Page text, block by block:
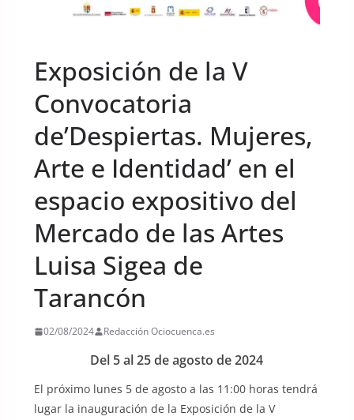
Exposición de la V
Convocatoria
de’Despiertas. Mujeres,
Arte e Identidad’ en el
espacio expositivo del
Mercado de las Artes
Luisa Sigea de
Tarancón
02/08/2024 Redacción Ociocuenca.es
Del 5 al 25 de agosto de 2024
El próximo lunes 5 de agosto a las 11:00 horas tendrá
lugar la inauguración de la Exposición de la V